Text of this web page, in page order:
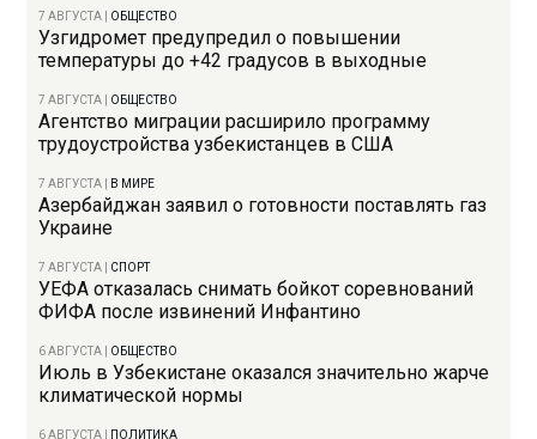
7 АВГУСТА ОБЩЕСТВО
Узгидромет предупредил о повышении
температуры до +42 градусов в выходные
7 АВГУСТА ОБЩЕСТВО
Агентство миграции расширило программу
трудоустройства узбекистанцев в США
7 АВГУСТА В МИРЕ
Азербайджан заявил о готовности поставлять газ
Украине
7 АВГУСТА СПОРТ
УЕФА отказалась снимать бойкот соревнований
ФИФА после извинений Инфантино
6 АВГУСТА ОБЩЕСТВО
Июль в Узбекистане оказался значительно жарче
климатической нормы
6 АВГУСТА ПОЛИТИКА